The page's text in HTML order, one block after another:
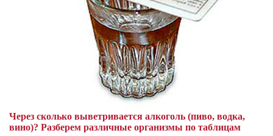
Через сколько выветривается алкоголь (пиво, водка,
вино)? Разберем различные организмы по таблицам